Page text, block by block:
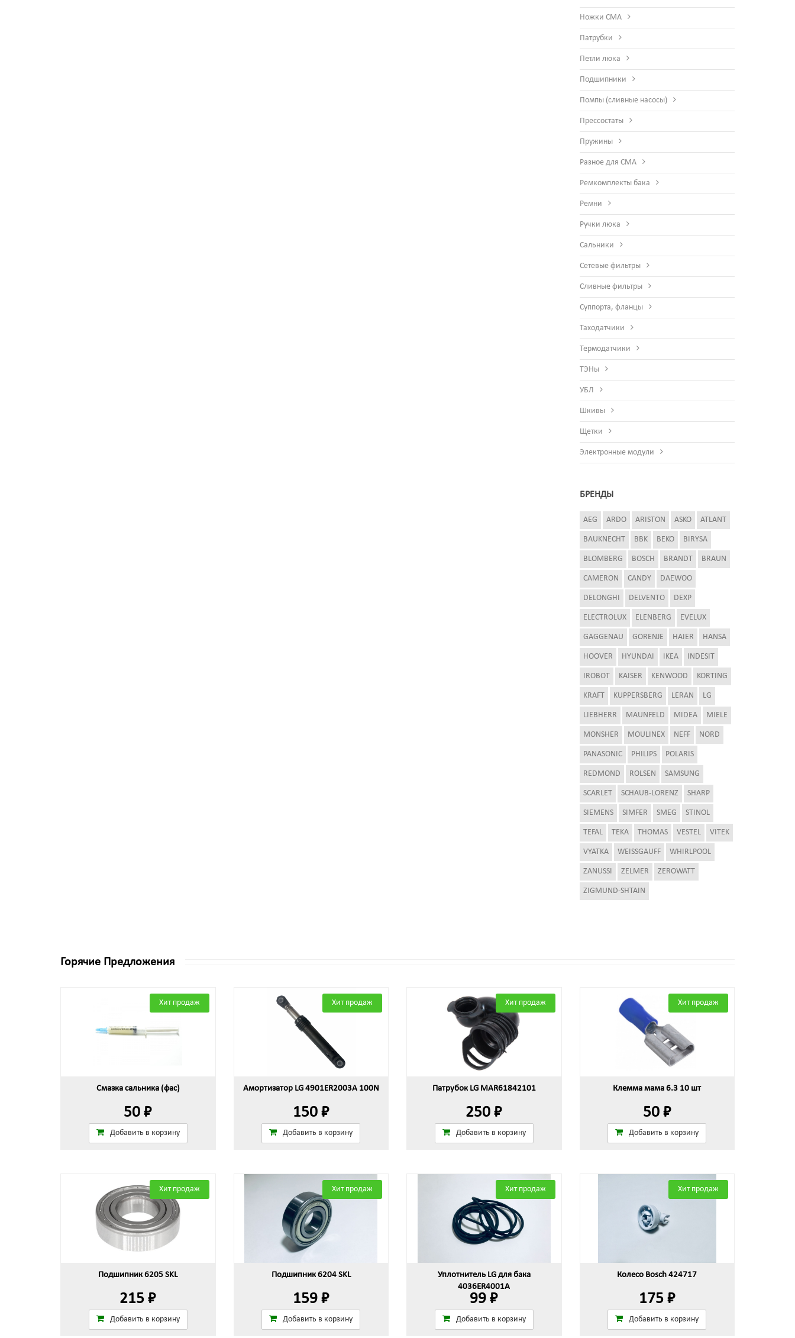
Ножки СМА
Патрубки
Петли люка
Подшипники
Помпы (сливные насосы)
Прессостаты
Пружины
Разное для СМА
Ремкомплекты бака
Ремни
Ручки люка
Сальники
Сетевые фильтры
Сливные фильтры
Суппорта, фланцы
Таходатчики
Термодатчики
ТЭНы
УБЛ
Шкивы
Щетки
Электронные модули
БРЕНДЫ
AEG ARDO ARISTON ASKO ATLANT
BAUKNECHT BBK BEKO BIRYSA
BLOMBERG BOSCH BRANDT BRAUN
CAMERON CANDY DAEWOO
DELONGHI DELVENTO DEXP
ELECTROLUX ELENBERG EVELUX
GAGGENAU GORENJE HAIER HANSA
HOOVER HYUNDAI IKEA INDESIT
IROBOT KAISER KENWOOD KORTING
KRAFT KUPPERSBERG LERAN LG
LIEBHERR MAUNFELD MIDEA MIELE
MONSHER MOULINEX NEFF NORD
PANASONIC PHILIPS POLARIS
REDMOND ROLSEN SAMSUNG
SCARLET SCHAUB-LORENZ SHARP
SIEMENS SIMFER SMEG STINOL
TEFAL TEKA THOMAS VESTEL VITEK
VYATKA WEISSGAUFF WHIRLPOOL
ZANUSSI ZELMER ZEROWATT
ZIGMUND-SHTAIN
Горячие Предложения
Хит продаж
Смазка сальника (фас)
50 ₽
Добавить в корзину
Хит продаж
Амортизатор LG 4901ER2003A 100N
150 ₽
Добавить в корзину
Хит продаж
Патрубок LG MAR61842101
250 ₽
Добавить в корзину
Хит продаж
Клемма мама 6.3 10 шт
50 ₽
Добавить в корзину
Хит продаж
Подшипник 6205 SKL
215 ₽
Добавить в корзину
Хит продаж
Подшипник 6204 SKL
159 ₽
Добавить в корзину
Хит продаж
Уплотнитель LG для бака
4036ER4001A
99 ₽
Добавить в корзину
Хит продаж
Колесо Bosch 424717
175 ₽
Добавить в корзину